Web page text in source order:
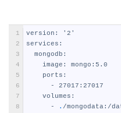
1
2
3
4
5
6
7
8
version : '2'
services :
mongodb :
image : mongo :5.0
ports :
-
27017 :27017
volumes :
-
. /mongodata:/